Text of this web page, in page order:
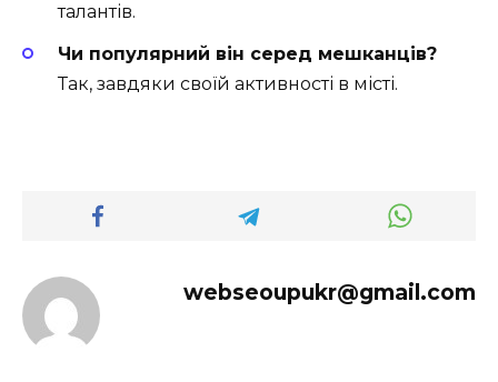
талантів.
Чи популярний він серед мешканців?
Так, завдяки своїй активності в місті.
webseoupukr@gmail.com